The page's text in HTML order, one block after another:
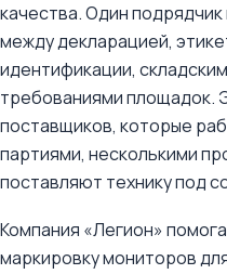
качества. Один
между декларацией,
идентификации,
требованиями площадок.
поставщиков, которые
партиями, несколькими
поставляют технику под
Компания «Легион»
маркировку мониторов